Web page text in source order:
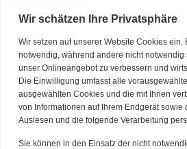
Wir schätzen Ihre Privatsphäre
Wir setzen auf unserer Website Cookies ein.
notwendig, während andere nicht notwendig
unser Onlineangebot zu verbessern und
Die Einwilligung umfasst alle
ausgewählten Cookies und die mit Ihnen
von Informationen auf Ihrem Endgerät
Auslesen und die folgende Verarbeitung
Sie können in den Einsatz der nicht
Kontakt
Tel. Zentrale: +49 (69) 27273681
E-Mail: kontakt@forwerts.com
FFM – Friedensstraße 11
60311 Frankfurt am Main